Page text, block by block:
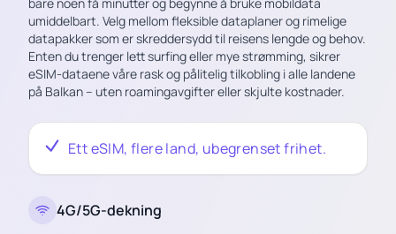
umiddelbart. Velg mellom fleksible dataplaner og rimelige
datapakker som er skreddersydd til reisens lengde og behov.
Enten du trenger lett surfing eller mye strømming, sikrer
eSIM-dataene våre rask og pålitelig tilkobling i alle landene
på Balkan – uten roamingavgifter eller skjulte kostnader.
Ett eSIM, flere land, ubegrenset frihet.
4G/5G-dekning